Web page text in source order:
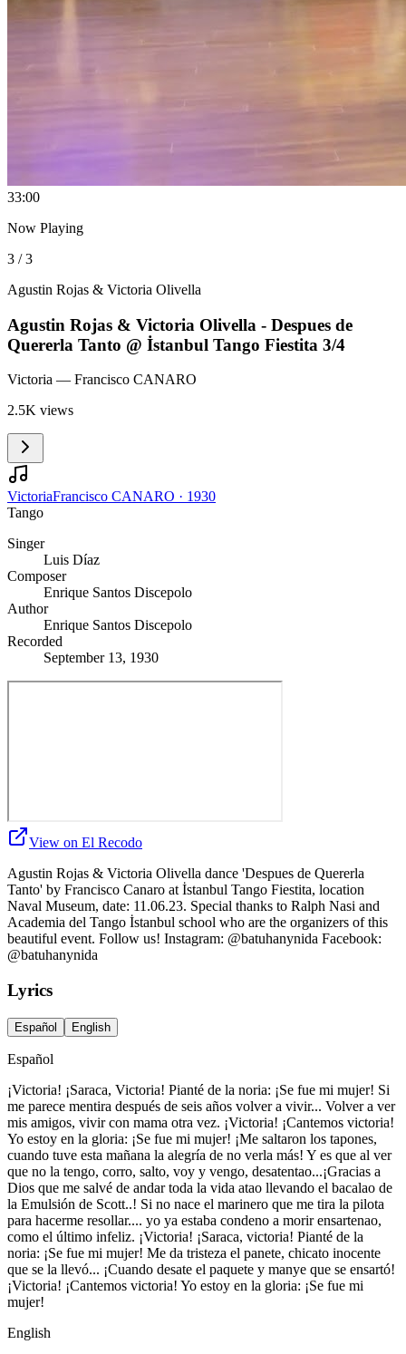
33:00
Now Playing
3 / 3
Agustin Rojas & Victoria Olivella
Agustin Rojas & Victoria Olivella - Despues de
Quererla Tanto @ İstanbul Tango Fiestita 3/4
Victoria — Francisco CANARO
2.5K views
VictoriaFrancisco CANARO · 1930
Tango
Singer
Luis Díaz
Composer
Enrique Santos Discepolo
Author
Enrique Santos Discepolo
Recorded
September 13, 1930
View on El Recodo
Agustin Rojas & Victoria Olivella dance 'Despues de Quererla
Tanto' by Francisco Canaro at İstanbul Tango Fiestita, location
Naval Museum, date: 11.06.23. Special thanks to Ralph Nasi and
Academia del Tango İstanbul school who are the organizers of this
beautiful event. Follow us! Instagram: @batuhanynida Facebook:
@batuhanynida
Lyrics
Español English
Español
¡Victoria! ¡Saraca, Victoria! Pianté de la noria: ¡Se fue mi mujer! Si
me parece mentira después de seis años volver a vivir... Volver a ver
mis amigos, vivir con mama otra vez. ¡Victoria! ¡Cantemos victoria!
Yo estoy en la gloria: ¡Se fue mi mujer! ¡Me saltaron los tapones,
cuando tuve esta mañana la alegría de no verla más! Y es que al ver
que no la tengo, corro, salto, voy y vengo, desatentao...¡Gracias a
Dios que me salvé de andar toda la vida atao llevando el bacalao de
la Emulsión de Scott..! Si no nace el marinero que me tira la pilota
para hacerme resollar.... yo ya estaba condeno a morir ensartenao,
como el último infeliz. ¡Victoria! ¡Saraca, victoria! Pianté de la
noria: ¡Se fue mi mujer! Me da tristeza el panete, chicato inocente
que se la llevó... ¡Cuando desate el paquete y manye que se ensartó!
¡Victoria! ¡Cantemos victoria! Yo estoy en la gloria: ¡Se fue mi
mujer!
English